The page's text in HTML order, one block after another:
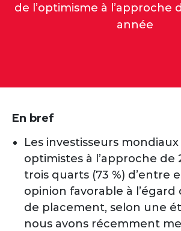
de l’optimisme à l’approche
année
En bref
Les investisseurs
optimistes à l’approche de
trois quarts (73 %) d’entre
opinion favorable à
de placement, selon une
nous avons récemment